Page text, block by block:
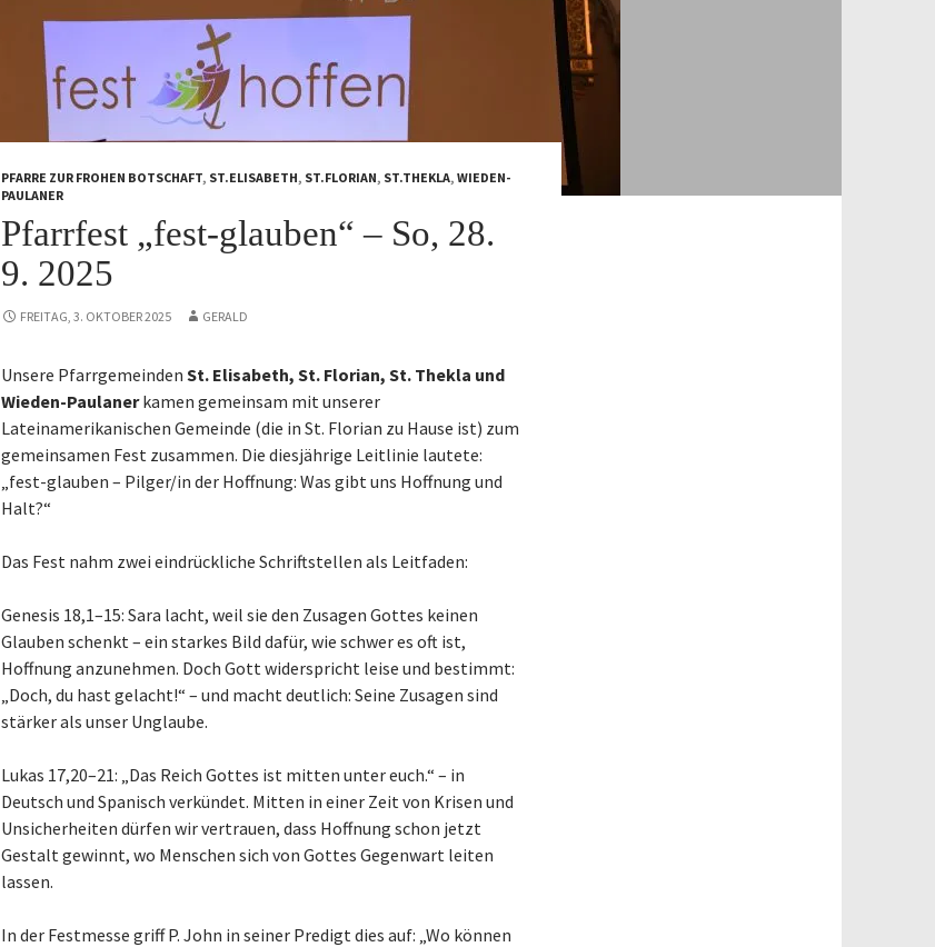
PFARRE ZUR FROHEN BOTSCHAFT, ST.ELISABETH, ST.FLORIAN, ST.THEKLA, WIEDEN-
PAULANER
Pfarrfest „fest-glauben“ – So, 28.
9. 2025
FREITAG, 3. OKTOBER 2025 GERALD
Unsere Pfarrgemeinden St. Elisabeth, St. Florian, St. Thekla und
Wieden-Paulanerkamen gemeinsam mit unserer
Lateinamerikanischen Gemeinde (die in St. Florian zu Hause ist) zum
gemeinsamen Fest zusammen. Die diesjährige Leitlinie lautete:
„fest-glauben – Pilger/in der Hoffnung: Was gibt uns Hoffnung und
Halt?“
Das Fest nahm zwei eindrückliche Schriftstellen als Leitfaden:
Genesis 18,1–15: Sara lacht, weil sie den Zusagen Gottes keinen
Glauben schenkt – ein starkes Bild dafür, wie schwer es oft ist,
Hoffnung anzunehmen. Doch Gott widerspricht leise und bestimmt:
„Doch, du hast gelacht!“ – und macht deutlich: Seine Zusagen sind
stärker als unser Unglaube.
Lukas 17,20–21: „Das Reich Gottes ist mitten unter euch.“ – in
Deutsch und Spanisch verkündet. Mitten in einer Zeit von Krisen und
Unsicherheiten dürfen wir vertrauen, dass Hoffnung schon jetzt
Gestalt gewinnt, wo Menschen sich von Gottes Gegenwart leiten
lassen.
In der Festmesse griff P. John in seiner Predigt dies auf: „Wo können